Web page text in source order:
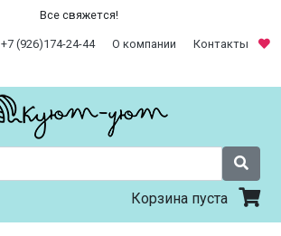
Все свяжется!
+7 (926)174-24-44 О компании
Контакты
Корзина пуста